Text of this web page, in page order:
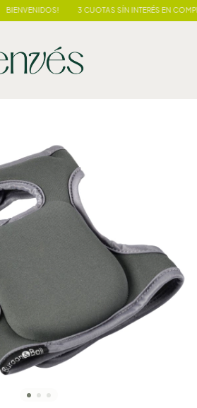
BIENVENIDOS! 3 CUOTAS SÍN INTERÉS EN